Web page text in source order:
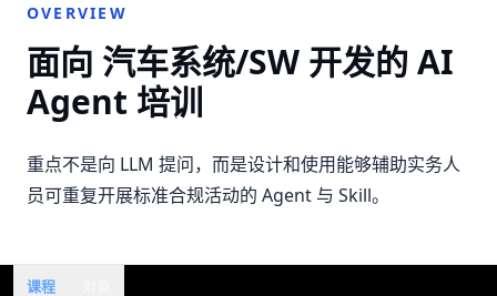
OVERVIEW
面向 汽车系统/SW 开发的 AI
Agent 培训
重点不是向 LLM 提问，而是设计和使用能够辅助实务人
员可重复开展标准合规活动的 Agent 与 Skill。
课程